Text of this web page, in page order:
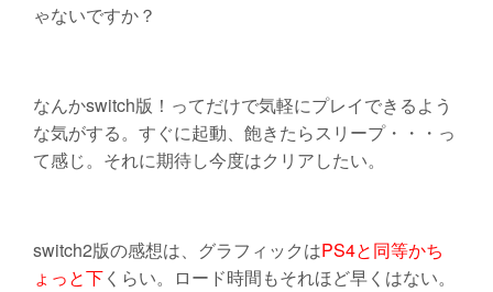
ゃないですか？
なんかswitch版！ってだけで気軽にプレイできるよう
な気がする。すぐに起動、飽きたらスリープ・・・っ
て感じ。それに期待し今度はクリアしたい。
switch2版の感想は、グラフィックはPS4と同等かち
ょっと下くらい。ロード時間もそれほど早くはない。